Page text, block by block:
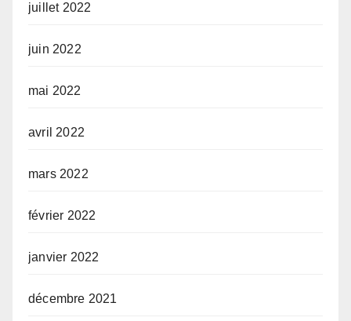
juillet 2022
juin 2022
mai 2022
avril 2022
mars 2022
février 2022
janvier 2022
décembre 2021